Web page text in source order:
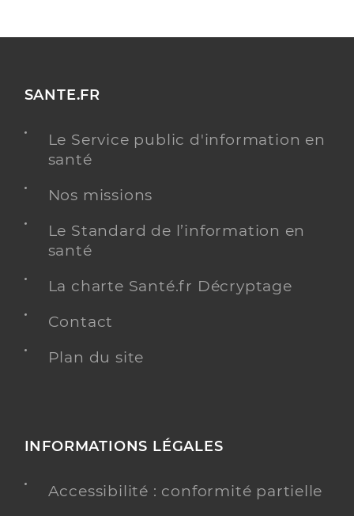
SANTE.FR
Le Service public d'information en
santé
Nos missions
Le Standard de l’information en
santé
La charte Santé.fr Décryptage
Contact
Plan du site
INFORMATIONS LÉGALES
Accessibilité : conformité partielle